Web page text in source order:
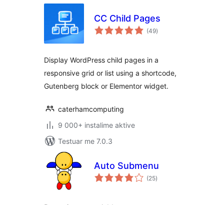
CC Child Pages
(49vlerësime
gjithsej
)
Display WordPress child pages in a
responsive grid or list using a shortcode,
Gutenberg block or Elementor widget.
caterhamcomputing
9 000+ instalime aktive
Testuar me 7.0.3
Auto Submenu
(25vlerësime
gjithsej
)